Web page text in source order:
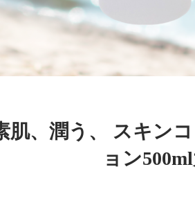
肌、潤う、 スキン
ョン